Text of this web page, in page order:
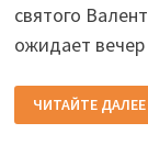
святого
ожидает
СВЯТОГО
ВАЛЕНТИНА
ЧИТАЙТЕ ДАЛЕЕ